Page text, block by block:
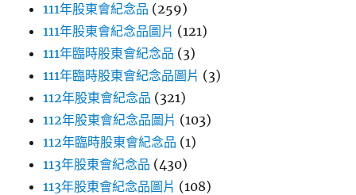
111年股東會紀念品 (259)
111年股東會紀念品圖片 (121)
111年臨時股東會紀念品 (3)
111年臨時股東會紀念品圖片 (3)
112年股東會紀念品 (321)
112年股東會紀念品圖片 (103)
112年臨時股東會紀念品 (1)
113年股東會紀念品 (430)
113年股東會紀念品圖片 (108)